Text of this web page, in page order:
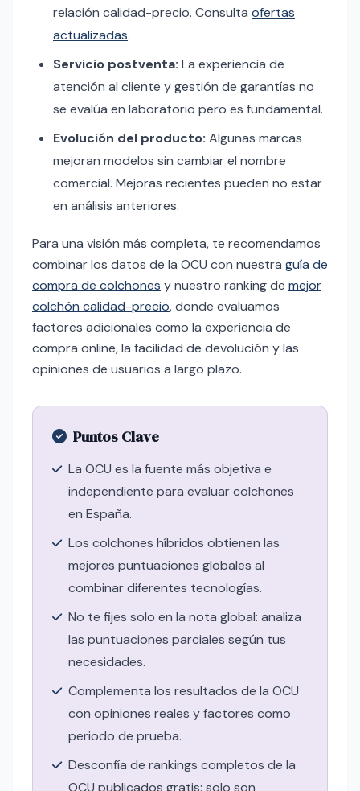
relación calidad-precio. Consulta ofertas
actualizadas.
Servicio postventa: La experiencia de
atención al cliente y gestión de garantías no
se evalúa en laboratorio pero es fundamental.
Evolución del producto: Algunas marcas
mejoran modelos sin cambiar el nombre
comercial. Mejoras recientes pueden no estar
en análisis anteriores.
Para una visión más completa, te recomendamos
combinar los datos de la OCU con nuestra guía de
compra de colchones y nuestro ranking de mejor
colchón calidad-precio, donde evaluamos
factores adicionales como la experiencia de
compra online, la facilidad de devolución y las
opiniones de usuarios a largo plazo.
Puntos Clave
La OCU es la fuente más objetiva e
independiente para evaluar colchones
en España.
Los colchones híbridos obtienen las
mejores puntuaciones globales al
combinar diferentes tecnologías.
No te fijes solo en la nota global: analiza
las puntuaciones parciales según tus
necesidades.
Complementa los resultados de la OCU
con opiniones reales y factores como
periodo de prueba.
Desconfía de rankings completos de la
OCU publicados gratis: solo son